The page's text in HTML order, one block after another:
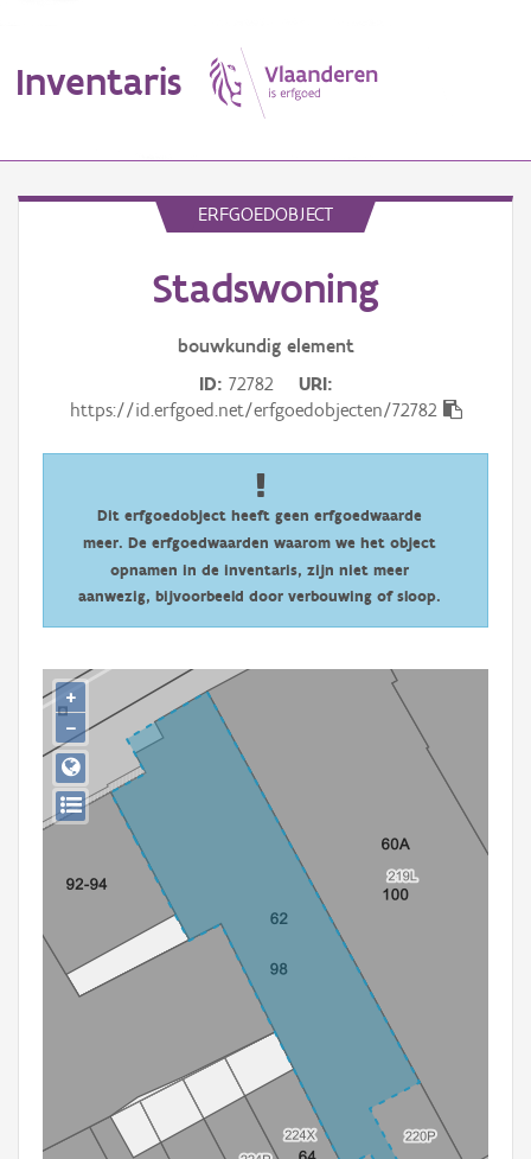
Inventaris
Persoon of collectief
Downloads
Aanmelden
ERFGOEDOBJECT
Stadswoning
bouwkundig element
ID 72782
URI
https://id.erfgoed.net/erfgoedobjecten/72782
Dit erfgoedobject heeft geen erfgoedwaarde
meer. De erfgoedwaarden waarom we het object
opnamen in de inventaris, zijn niet meer
aanwezig, bijvoorbeeld door verbouwing of sloop.
+
−